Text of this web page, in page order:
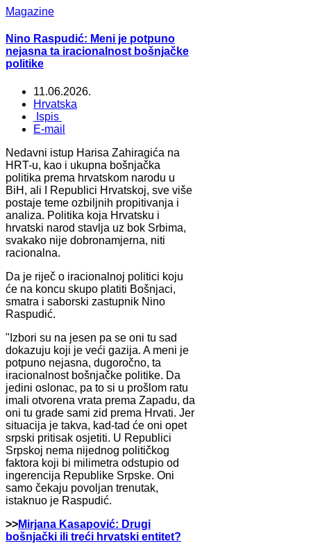
Magazine
Nino Raspudić: Meni je potpuno
nejasna ta iracionalnost bošnjačke
politike
11.06.2026.
Hrvatska
Ispis
E-mail
Nedavni istup Harisa Zahiragića na
HRT-u, kao i ukupna bošnjačka
politika prema hrvatskom narodu u
BiH, ali I Republici Hrvatskoj, sve više
postaje teme ozbiljnih propitivanja i
analiza. Politika koja Hrvatsku i
hrvatski narod stavlja uz bok Srbima,
svakako nije dobronamjerna, niti
racionalna.
Da je riječ o iracionalnoj politici koju
će na koncu skupo platiti Bošnjaci,
smatra i saborski zastupnik Nino
Raspudić.
"Izbori su na jesen pa se oni tu sad
dokazuju koji je veći gazija. A meni je
potpuno nejasna, dugoročno, ta
iracionalnost bošnjačke politike. Da
jedini oslonac, pa to si u prošlom ratu
imali otvorena vrata prema Zapadu, da
oni tu grade sami zid prema Hrvati. Jer
situacija je takva, kad-tad će oni opet
srpski pritisak osjetiti. U Republici
Srpskoj nema nijednog političkog
faktora koji bi milimetra odstupio od
ingerencija Republike Srpske. Oni
samo čekaju povoljan trenutak,
istaknuo je Raspudić.
>>Mirjana Kasapović: Drugi
bošnjački ili treći hrvatski entitet?